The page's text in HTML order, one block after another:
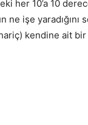
her 10’a 10
ne işe yaradığını
kendine ait bir